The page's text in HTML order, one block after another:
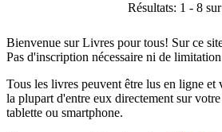
Résultats: 1 - 8
Bienvenue sur Livres pour tous! Sur ce
Pas d'inscription nécessaire ni de
Tous les livres peuvent être lus en ligne et
la plupart d'entre eux directement sur
tablette ou smartphone.